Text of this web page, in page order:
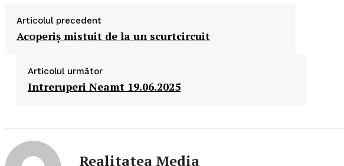
Articolul precedent
Acoperiş mistuit de la un scurtcircuit
Articolul următor
Intreruperi Neamt 19.06.2025
Realitatea Media